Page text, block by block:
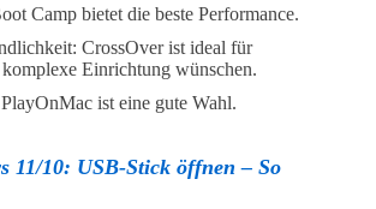
Camp bietet die beste Performance.
CrossOver ist ideal für
Einrichtung wünschen.
ist eine gute Wahl.
11/10: USB-Stick öffnen – So